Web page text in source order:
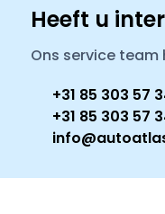
Heeft u
Ons service
+31 85 303 57
+31 85 303 57